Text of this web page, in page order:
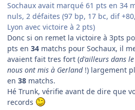
Sochaux avait marqué 61 pts en 34
nuls, 2 défaites (97 bp, 17 bc, dif
Lyon avec victoire à 2 pts)
Donc si on remet la victoire à 3pts
pts en 34 matchs pour Sochaux, il
avaient fait tres fort (d'ailleurs dans
nous ont mis à Gerland !) largement
en 38 matchs.
Hé Trunk, vérifie avant de dire que
records